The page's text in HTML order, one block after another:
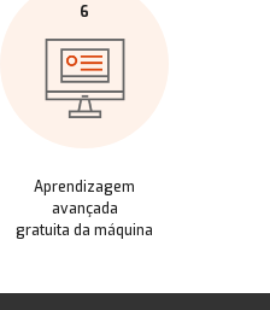
6
Aprendizagem
avançada
gratuita da máquina